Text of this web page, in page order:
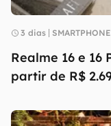
3 dias SMARTPHONE
Realme 16 e 16
partir de R$